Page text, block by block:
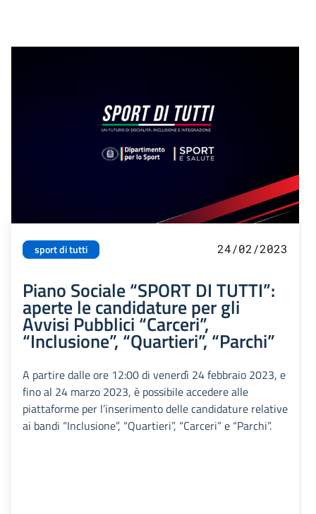
sport di tutti 24/02/2023
Piano Sociale “SPORT DI TUTTI”:
aperte le candidature per gli
Avvisi Pubblici “Carceri”,
“Inclusione”, “Quartieri”, “Parchi”
A partire dalle ore 12:00 di venerdì 24 febbraio 2023, e
fino al 24 marzo 2023, è possibile accedere alle
piattaforme per l’inserimento delle candidature relative
ai bandi “Inclusione”, “Quartieri”, “Carceri” e “Parchi”.